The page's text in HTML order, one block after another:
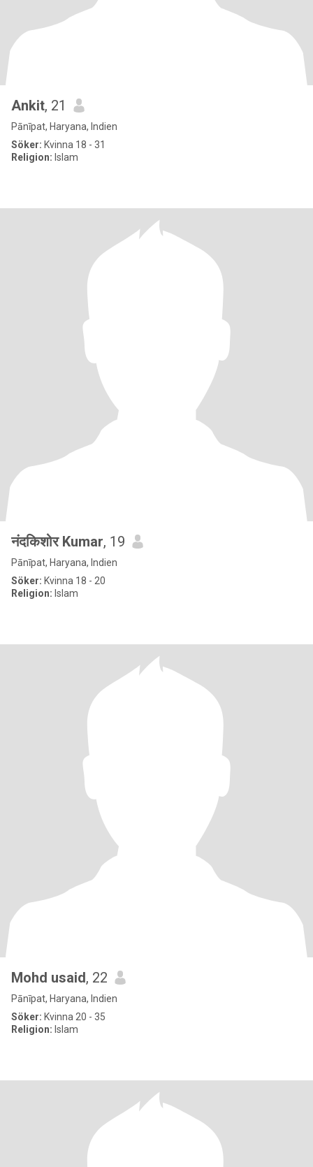
Ankit, 21
Pānīpat, Haryana, Indien
Söker: Kvinna 18 - 31
Religion: Islam
नंदकिशोर Kumar, 19
Pānīpat, Haryana, Indien
Söker: Kvinna 18 - 20
Religion: Islam
Mohd usaid, 22
Pānīpat, Haryana, Indien
Söker: Kvinna 20 - 35
Religion: Islam